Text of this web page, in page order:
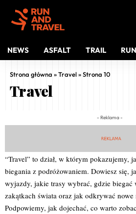
NEWS ASFALT TRAIL
Strona główna »Travel»Strona 10
Travel
- Reklama -
“Travel” to dział, w którym pokazujemy,
biegania z podróżowaniem. Dowiesz się,
wyjazdy, jakie trasy wybrać, gdzie biegać
zakątkach świata oraz jak odkrywać
Podpowiemy, jak dojechać, co warto